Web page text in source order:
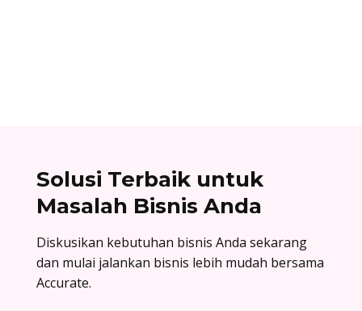
Solusi Terbaik untuk
Masalah Bisnis Anda
Diskusikan kebutuhan bisnis Anda sekarang
dan mulai jalankan bisnis lebih mudah bersama
Accurate.